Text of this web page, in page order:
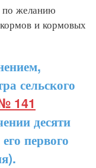
желанию
и кормовых
сельского
141
десяти
первого